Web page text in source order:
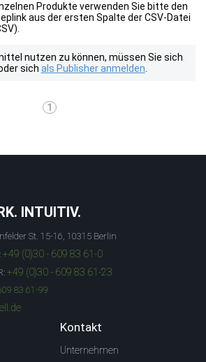
Produkte verwenden Sie bitte den
aus der ersten Spalte der CSV-Datei
nutzen zu können, müssen Sie sich
sich als Publisher anmelden
1
INTUITIV.
St. 15-16, 10315 Berlin
+49 (0)30 - 609 83 61-0
+49 (0)30 - 609 83 61-23
83 61-99
Kontakt
Unternehmen